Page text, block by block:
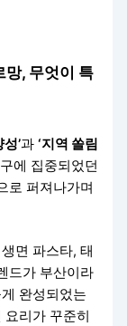
, 무엇이 특
’과‘지역 쏠림
에 집중되었던
로 퍼져나가며
면 파스타, 태
드가 부산이라
완성되었는
리가 꾸준히